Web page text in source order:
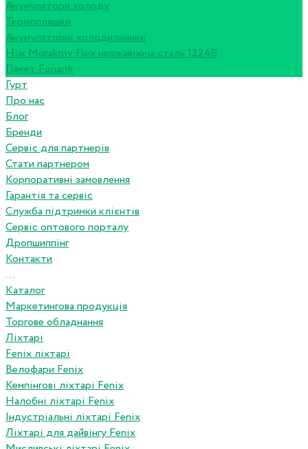
Акумулятори холоду
Термопляшки
Акумуляторні холодильники
Ніж Morakniv Flex нержавіюча сталь 12248
Пакет Fonarik
Гурт
Про нас
Блог
Бренди
Сервіс для партнерів
Стати партнером
Корпоративні замовлення
Гарантія та сервіс
Служба підтримки клієнтів
Сервіс оптового порталу
Дропшиппінг
Контакти
...
Каталог
Маркетингова продукція
Торгове обладнання
Ліхтарі
Fenix ліхтарі
Велофари Fenix
Кемпінгові ліхтарі Fenix
Налобні ліхтарі Fenix
Індустріальні ліхтарі Fenix
Ліхтарі для дайвінгу Fenix